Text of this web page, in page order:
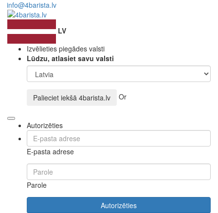
info@4barista.lv
LV
Izvēlieties piegādes valsti
Lūdzu, atlasiet savu valsti
Palieciet iekšā 4barista.lv Or
Autorizēties
E-pasta adrese
Parole
Autorizēties